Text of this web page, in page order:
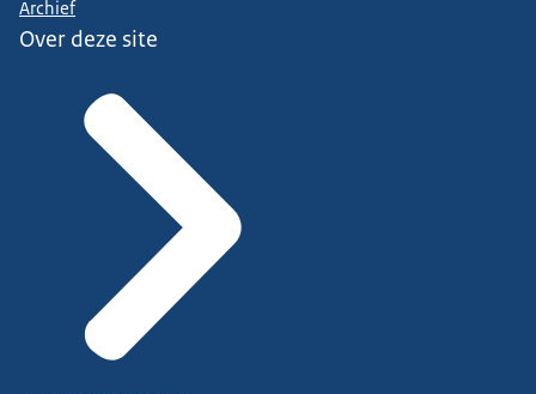
Archief
Over deze site